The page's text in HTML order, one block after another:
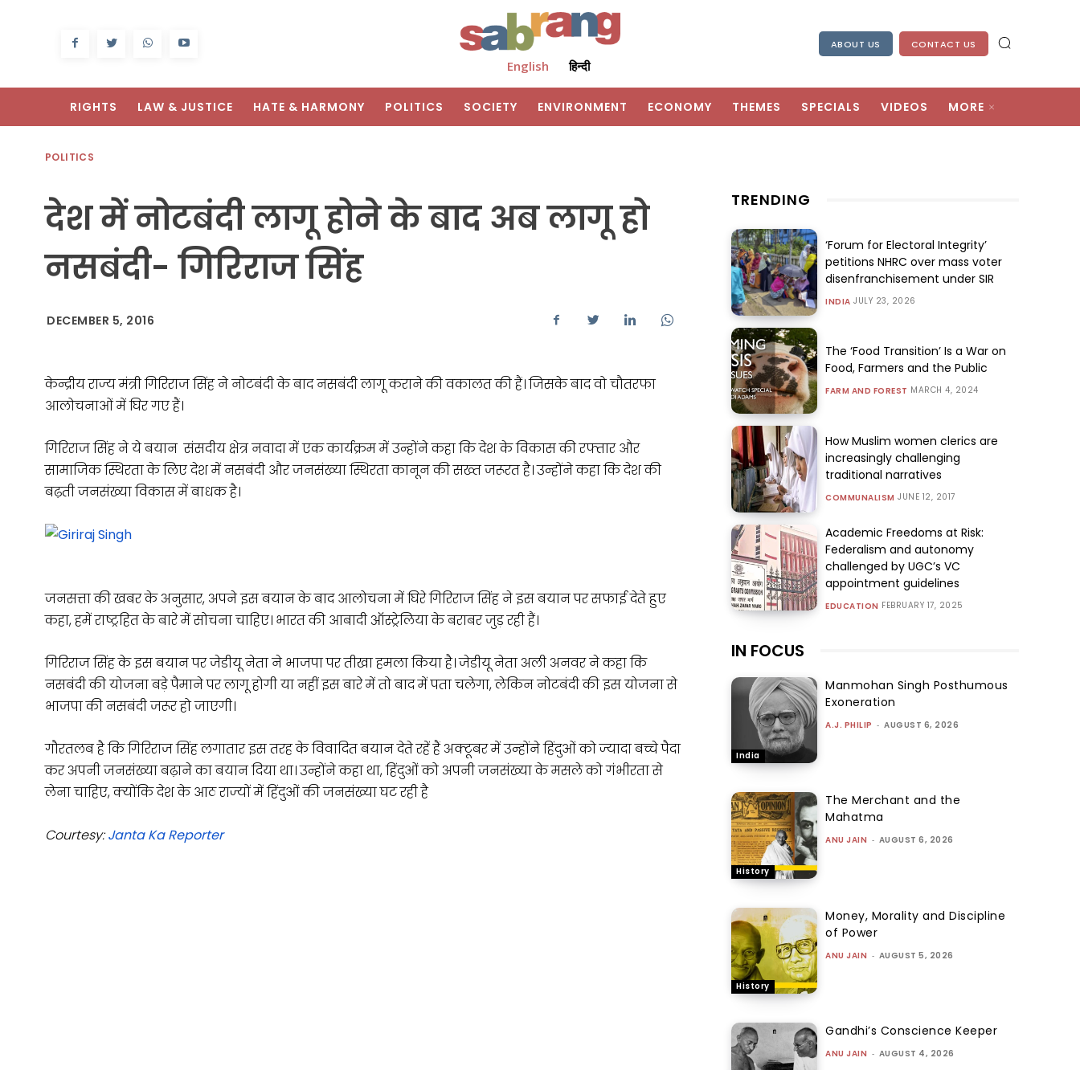
English हिन्दी
ABOUT US CONTACT US
RIGHTS LAW & JUSTICE HATE & HARMONY POLITICS SOCIETY ENVIRONMENT ECONOMY THEMES SPECIALS VIDEOS MORE
POLITICS
देश में नोटबंदी लागू होने के बाद अब लागू हो
नसबंदी- गिरिराज सिंह
DECEMBER 5, 2016
केन्द्रीय राज्य मंत्री गिरिराज सिंह ने नोटबंदी के बाद नसबंदी लागू कराने की वकालत की हैं। जिसके बाद वो चौतरफा
आलोचनाओं में घिर गए हैं।
गिरिराज सिंह ने ये बयान संसदीय क्षेत्र नवादा में एक कार्यक्रम में उन्होंने कहा कि देश के विकास की रफ्तार और
सामाजिक स्थिरता के लिए देश में नसबंदी और जनसंख्या स्थिरता कानून की सख्त जरूरत है। उन्होंने कहा कि देश की
बढ़ती जनसंख्या विकास में बाधक है।
जनसत्ता की खबर के अनुसार, अपने इस बयान के बाद आलोचना में घिरे गिरिराज सिंह ने इस बयान पर सफाई देते हुए
कहा, हमें राष्ट्रहित के बारे में सोचना चाहिए। भारत की आबादी ऑस्ट्रेलिया के बराबर जुड़ रही हैं।
गिरिराज सिंह के इस बयान पर जेडीयू नेता ने भाजपा पर तीखा हमला किया है। जेडीयू नेता अली अनवर ने कहा कि
नसबंदी की योजना बड़े पैमाने पर लागू होगी या नहीं इस बारे में तो बाद में पता चलेगा, लेकिन नोटबंदी की इस योजना से
भाजपा की नसबंदी जरूर हो जाएगी।
गौरतलब है कि गिरिराज सिंह लगातार इस तरह के विवादित बयान देते रहें हैं अक्टूबर में उन्होंने हिंदुओं को ज्यादा बच्चे पैदा
कर अपनी जनसंख्या बढ़ाने का बयान दिया था। उन्होंने कहा था, हिंदुओं को अपनी जनसंख्या के मसले को गंभीरता से
लेना चाहिए, क्योंकि देश के आठ राज्यों में हिंदुओं की जनसंख्या घट रही है
Courtesy:Janta Ka Reporter
TRENDING
‘Forum for Electoral Integrity’
petitions NHRC over mass voter
disenfranchisement under SIR
INDIA JULY 23, 2026
The ‘Food Transition’ Is a War on
Food, Farmers and the Public
FARM AND FOREST MARCH 4, 2024
How Muslim women clerics are
increasingly challenging
traditional narratives
COMMUNALISM JUNE 12, 2017
Academic Freedoms at Risk:
Federalism and autonomy
challenged by UGC’s VC
appointment guidelines
EDUCATION FEBRUARY 17, 2025
IN FOCUS
India
Manmohan Singh Posthumous
Exoneration
A.J. PHILIP - AUGUST 6, 2026
History
The Merchant and the
Mahatma
ANU JAIN - AUGUST 6, 2026
History
Money, Morality and Discipline
of Power
ANU JAIN - AUGUST 5, 2026
Gandhi’s Conscience Keeper
ANU JAIN - AUGUST 4, 2026